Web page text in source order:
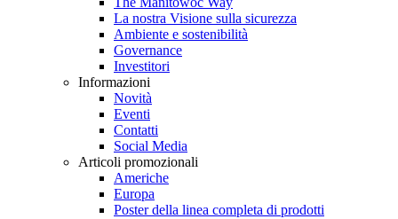
La nostra Visione sulla sicurezza
Ambiente e sostenibilità
Governance
Investitori
Informazioni
Novità
Eventi
Contatti
Social Media
Articoli promozionali
Americhe
Europa
Poster della linea completa di prodotti